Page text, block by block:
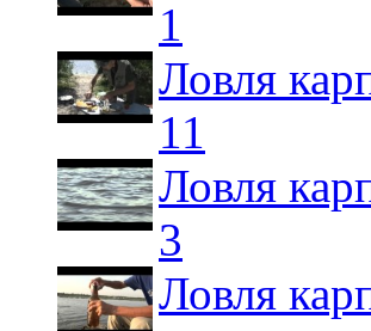
1
Ловля
11
Ловля
3
Ловля